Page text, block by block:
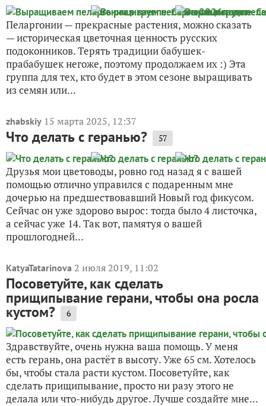
Пеларгонии — прекрасные растения, можно сказать
— историческая цветочная ценность русских
подоконников. Терять традиции бабушек-
прабабушек негоже, поэтому продолжаем их :) Эта
группа для тех, кто будет в этом сезоне выращивать
из семян или...
zhabskiy 15 марта 2025, 12:37
Что делать с геранью? 57
Друзья мои цветоводы, ровно год назад я с вашей
помощью отлично управился с подаренным мне
дочерью на предшествовавший Новый год фикусом.
Сейчас он уже здорово вырос: тогда было 4 листочка,
а сейчас уже 14. Так вот, памятуя о вашей
прошлогодней...
KatyaTatarinova 2 июля 2019, 11:02
Посоветуйте, как сделать
прищипывание герани, чтобы она росла
кустом? 6
Здравствуйте, очень нужна ваша помощь. У меня
есть герань, она растёт в высоту. Уже 65 см. Хотелось
бы, чтобы стала расти кустом. Посоветуйте, как
сделать прищипывание, просто ни разу этого не
делала или что-нибудь другое. Лучше создайте мне...